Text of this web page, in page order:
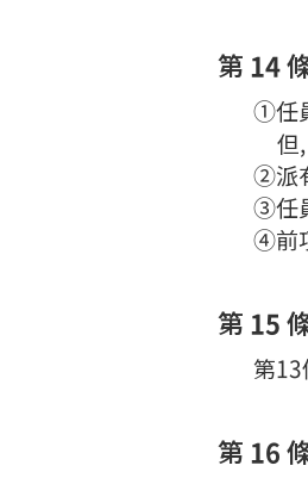
第 14
①任
但
②派
③任
④前
第 15
第13
第 16